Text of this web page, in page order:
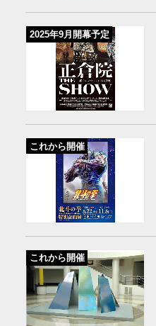
2025年9月開幕予定
これから開催
これから開催